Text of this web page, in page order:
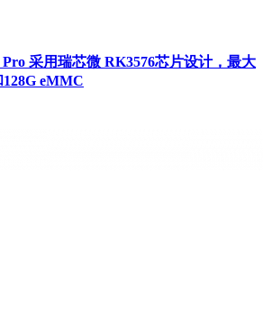
采用瑞芯微 RK3576芯片设计，最大
eMMC